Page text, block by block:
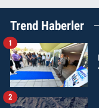
Trend Haberler
1
2